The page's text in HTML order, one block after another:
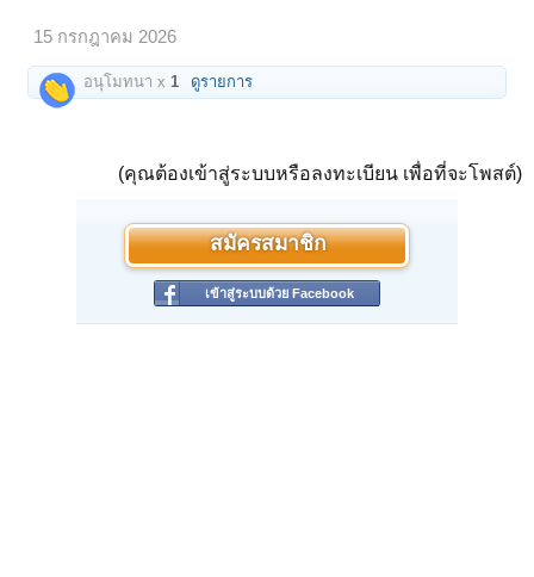
15 กรกฎาคม 2026
อนุโมทนา x1 ดูรายการ
(คุณต้องเข้าสู่ระบบหรือลงทะเบียน เพื่อที่จะโพสต์)
สมัครสมาชิก
เข้าสู่ระบบด้วย Facebook